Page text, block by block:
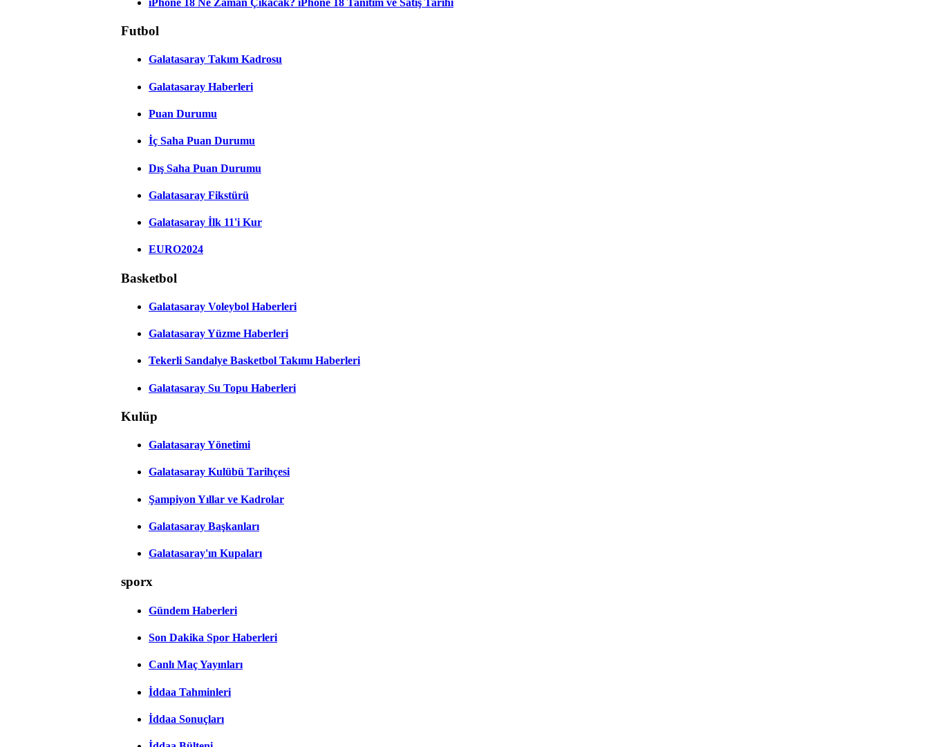
iPhone 18 Ne Zaman Çıkacak? iPhone 18 Tanıtım ve Satış Tarihi
Futbol
Galatasaray Takım Kadrosu
Galatasaray Haberleri
Puan Durumu
İç Saha Puan Durumu
Dış Saha Puan Durumu
Galatasaray Fikstürü
Galatasaray İlk 11'i Kur
EURO2024
Basketbol
Galatasaray Voleybol Haberleri
Galatasaray Yüzme Haberleri
Tekerli Sandalye Basketbol Takımı Haberleri
Galatasaray Su Topu Haberleri
Kulüp
Galatasaray Yönetimi
Galatasaray Kulübü Tarihçesi
Şampiyon Yıllar ve Kadrolar
Galatasaray Başkanları
Galatasaray'ın Kupaları
sporx
Gündem Haberleri
Son Dakika Spor Haberleri
Canlı Maç Yayınları
İddaa Tahminleri
İddaa Sonuçları